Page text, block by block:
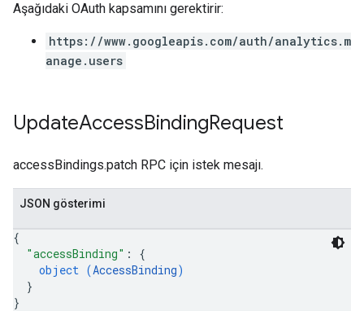
Aşağıdaki OAuth kapsamını gerektirir:
https://www.googleapis.com/auth/analytics.m
anage.users
UpdateAccessBindingRequest
accessBindings.patch RPC için istek mesajı.
JSON gösterimi
{
"accessBinding" : {
object (AccessBinding)
}
}